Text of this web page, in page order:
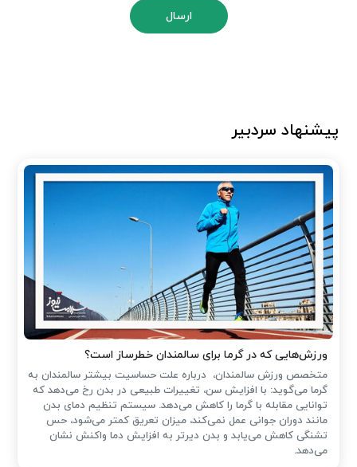
ارسال
پیشنهاد سردبیر
ورزش‌هایی که در گرما برای سالمندان خطرساز است؟
متخصص ورزش سالمندان، درباره علت حساسیت بیشتر سالمندان به
گرما می‌گوید: با افزایش سن، تغییرات طبیعی در بدن رخ می‌دهد که
توانایی مقابله با گرما را کاهش می‌دهد. سیستم تنظیم دمای بدن
مانند دوران جوانی عمل نمی‌کند، میزان تعریق کمتر می‌شود، حس
تشنگی کاهش می‌یابد و بدن دیرتر به افزایش دما واکنش نشان
می‌دهد.